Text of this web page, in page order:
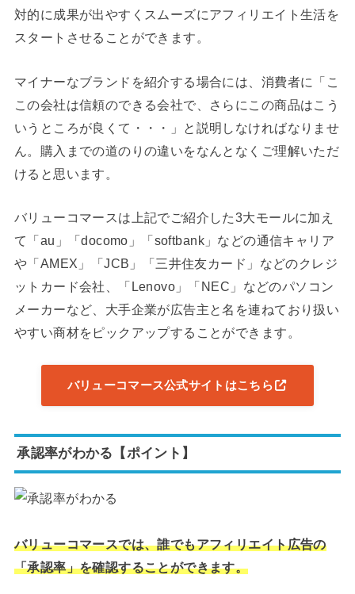
対的に成果が出やすくスムーズにアフィリエイト生活を
スタートさせることができます。
マイナーなブランドを紹介する場合には、消費者に「こ
この会社は信頼のできる会社で、さらにこの商品はこう
いうところが良くて・・・」と説明しなければなりませ
ん。購入までの道のりの違いをなんとなくご理解いただ
けると思います。
バリューコマースは上記でご紹介した3大モールに加え
て「au」「docomo」「softbank」などの通信キャリア
や「AMEX」「JCB」「三井住友カード」などのクレジ
ットカード会社、「Lenovo」「NEC」などのパソコン
メーカーなど、大手企業が広告主と名を連ねており扱い
やすい商材をピックアップすることができます。
バリューコマース公式サイトはこちら
承認率がわかる【ポイント】
バリューコマースでは、誰でもアフィリエイト広告の
「承認率」を確認することができます。